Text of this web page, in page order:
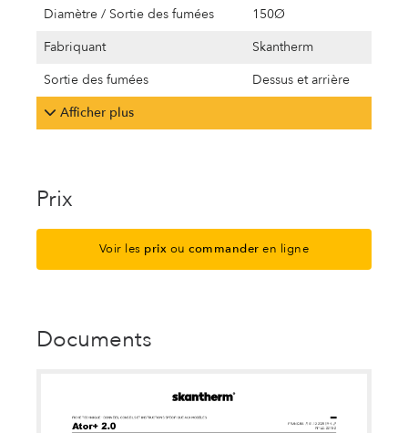
Diamètre / Sortie des fumées
150Ø
Fabriquant
Skantherm
Sortie des fumées
Dessus et arrière
Afficher plus
Prix
Voir les prix oucommander en ligne
Documents